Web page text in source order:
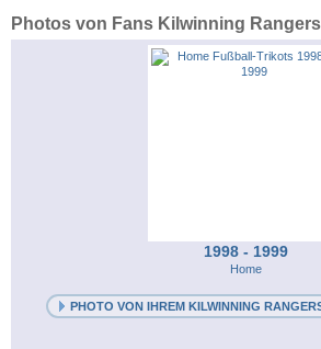
Photos von Fans Kilwinning
1998 - 1999
Home
PHOTO VON IHREM KILWINNING